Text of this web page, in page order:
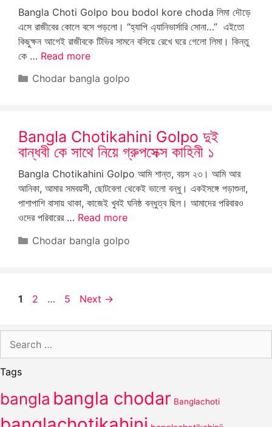
Bangla Choti Golpo bou bodol kore choda লিমা দৌড়ে
এসে রাজীবের কোলে বসে পড়লো। “হ্যাপি এ্যানিভার্সারি সোনা…” এইতো
কিছুক্ষন আগেই রাজীবকে টিভির সামনে বসিয়ে রেখে ঘরে গেলো লিমা। কিন্তু
কে … Read more
Categories
Chodar bangla golpo
Bangla Chotikahini Golpo দুই
বান্ধবী কে সাথে নিয়ে গ্রুপসেক্স কাহিনী ১
Bangla Chotikahini Golpo আমি শান্ত, বয়স ২৩। আমি আর
আনিকা, আমার সমবয়সী, ছোটবেলা থেকেই ভালো বন্ধু। একইসঙ্গে পড়াশুনা,
পাশাপাশি বাসায় থাকা, কাজেই খুবই ঘনিষ্ঠ বন্ধুত্ব ছিল। আমাদের পরিবারও
ওদের পরিবারের … Read more
Categories
Chodar bangla golpo
Page
1 Page
2 … Page
5 Next →
for:
Tags
bangla bangla chodar Banglachoti